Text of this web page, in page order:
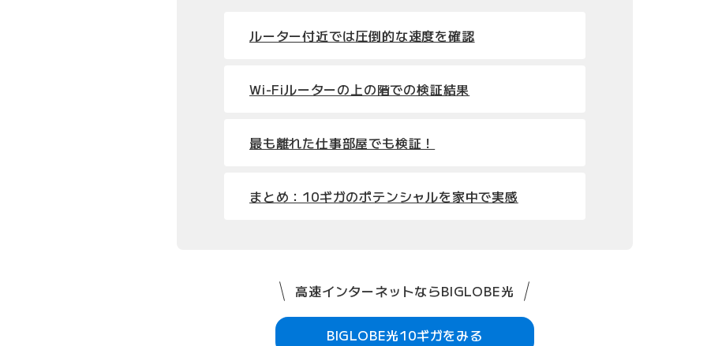
ルーター付近では圧倒的な速度を確認
Wi-Fiルーターの上の階での検証結果
最も離れた仕事部屋でも検証！
まとめ：10ギガのポテンシャルを家中で実感
高速インターネットならBIGLOBE光
BIGLOBE光10ギガをみる